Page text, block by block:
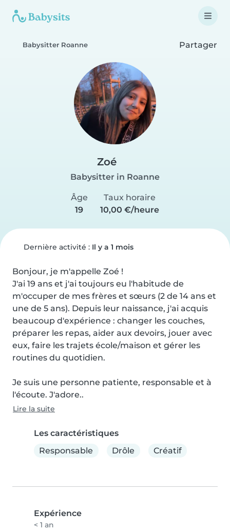
Babysitter Roanne Partager
Zoé
Babysitter in Roanne
Âge
19
Taux horaire
10,00 €/heure
Dernière activité : Il y a 1 mois
Bonjour, je m'appelle Zoé !
J'ai 19 ans et j'ai toujours eu l'habitude de
m'occuper de mes frères et sœurs (2 de 14 ans et
une de 5 ans). Depuis leur naissance, j'ai acquis
beaucoup d'expérience : changer les couches,
préparer les repas, aider aux devoirs, jouer avec
eux, faire les trajets école/maison et gérer les
routines du quotidien.
Je suis une personne patiente, responsable et à
l'écoute. J'adore..
Lire la suite
Les caractéristiques
Responsable
Drôle Créatif
Expérience
< 1 an